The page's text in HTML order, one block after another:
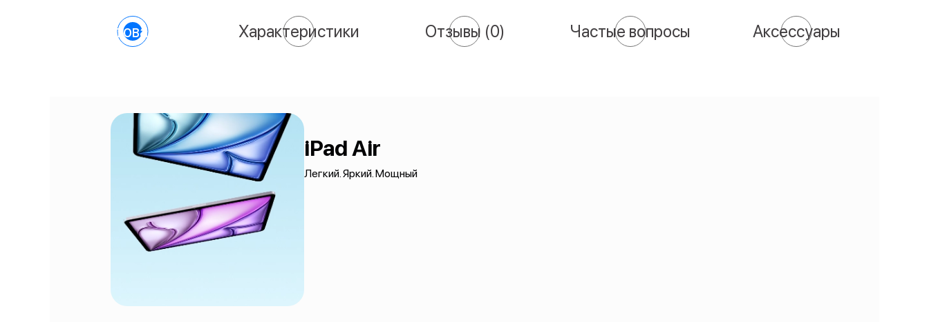
О товаре Характеристики Отзывы (0) Частые вопросы Аксессуары
iPad Air
Легкий. Яркий. Мощный